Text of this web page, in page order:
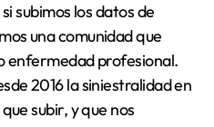
subimos los datos de
una comunidad que
enfermedad profesional.
2016 la siniestralidad en
subir, y que nos